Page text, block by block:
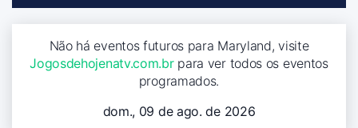
Não há eventos futuros para Maryland, visite
Jogosdehojenatv.com.brpara ver todos os eventos
programados.
dom., 09 de ago. de 2026